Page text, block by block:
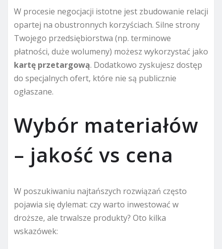
W procesie negocjacji istotne jest zbudowanie relacji
opartej na obustronnych korzyściach. Silne strony
Twojego przedsiębiorstwa (np. terminowe
płatności, duże wolumeny) możesz wykorzystać jako
kartę przetargową. Dodatkowo zyskujesz dostęp
do specjalnych ofert, które nie są publicznie
ogłaszane.
Wybór materiałów
– jakość vs cena
W poszukiwaniu najtańszych rozwiązań często
pojawia się dylemat: czy warto inwestować w
droższe, ale trwalsze produkty? Oto kilka
wskazówek: